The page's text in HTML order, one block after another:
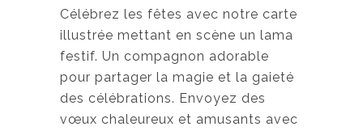
d
e
p
r
i
x
Célébrez les fêtes avec notre carte
illustrée mettant en scène un lama
festif. Un compagnon adorable
pour partager la magie et la gaieté
des célébrations. Envoyez des
vœux chaleureux et amusants avec